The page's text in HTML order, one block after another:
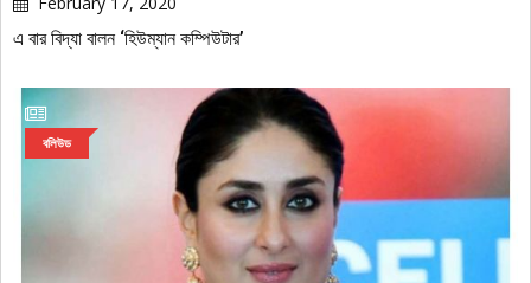
এ বার বিদ্যা বালন ‘হিউম্যান কম্পিউটার’
বলিউড